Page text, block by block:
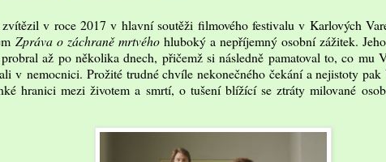
v roce 2017 v hlavní soutěži filmového festivalu v Karlových
Zpráva o záchraně mrtvéhohluboký a nepříjemný osobní zážitek.
až po několika dnech, přičemž si následně pamatoval to, co mu
v nemocnici. Prožité trudné chvíle nekonečného čekání a nejistoty
hranici mezi životem a smrtí, o tušení blížící se ztráty milované